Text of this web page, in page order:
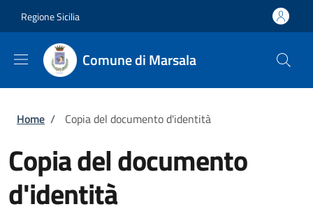
Regione Sicilia
Comune di Marsala
Briciole di pane
Home / Copia del documento d'identità
Copia del documento
d'identità